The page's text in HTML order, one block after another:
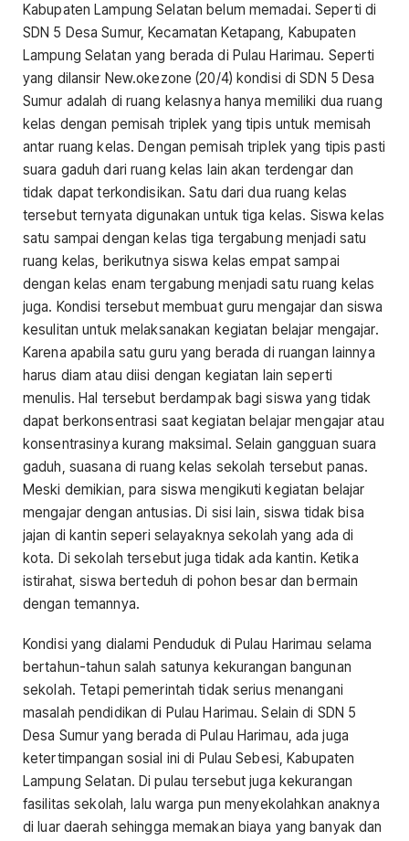
Kabupaten Lampung Selatan belum memadai. Seperti di
SDN 5 Desa Sumur, Kecamatan Ketapang, Kabupaten
Lampung Selatan yang berada di Pulau Harimau. Seperti
yang dilansir New.okezone (20/4) kondisi di SDN 5 Desa
Sumur adalah di ruang kelasnya hanya memiliki dua ruang
kelas dengan pemisah triplek yang tipis untuk memisah
antar ruang kelas. Dengan pemisah triplek yang tipis pasti
suara gaduh dari ruang kelas lain akan terdengar dan
tidak dapat terkondisikan. Satu dari dua ruang kelas
tersebut ternyata digunakan untuk tiga kelas. Siswa kelas
satu sampai dengan kelas tiga tergabung menjadi satu
ruang kelas, berikutnya siswa kelas empat sampai
dengan kelas enam tergabung menjadi satu ruang kelas
juga. Kondisi tersebut membuat guru mengajar dan siswa
kesulitan untuk melaksanakan kegiatan belajar mengajar.
Karena apabila satu guru yang berada di ruangan lainnya
harus diam atau diisi dengan kegiatan lain seperti
menulis. Hal tersebut berdampak bagi siswa yang tidak
dapat berkonsentrasi saat kegiatan belajar mengajar atau
konsentrasinya kurang maksimal. Selain gangguan suara
gaduh, suasana di ruang kelas sekolah tersebut panas.
Meski demikian, para siswa mengikuti kegiatan belajar
mengajar dengan antusias. Di sisi lain, siswa tidak bisa
jajan di kantin seperi selayaknya sekolah yang ada di
kota. Di sekolah tersebut juga tidak ada kantin. Ketika
istirahat, siswa berteduh di pohon besar dan bermain
dengan temannya.
Kondisi yang dialami Penduduk di Pulau Harimau selama
bertahun-tahun salah satunya kekurangan bangunan
sekolah. Tetapi pemerintah tidak serius menangani
masalah pendidikan di Pulau Harimau. Selain di SDN 5
Desa Sumur yang berada di Pulau Harimau, ada juga
ketertimpangan sosial ini di Pulau Sebesi, Kabupaten
Lampung Selatan. Di pulau tersebut juga kekurangan
fasilitas sekolah, lalu warga pun menyekolahkan anaknya
di luar daerah sehingga memakan biaya yang banyak dan